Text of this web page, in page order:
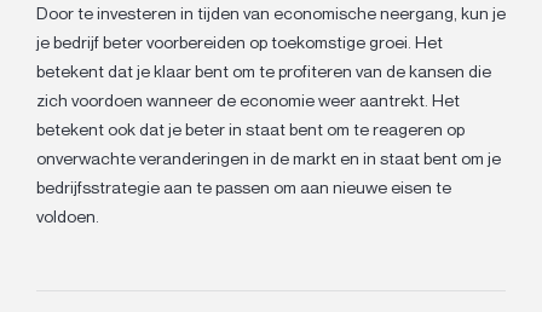
Door te investeren in tijden van economische neergang, kun je
je bedrijf beter voorbereiden op toekomstige groei. Het
betekent dat je klaar bent om te profiteren van de kansen die
zich voordoen wanneer de economie weer aantrekt. Het
betekent ook dat je beter in staat bent om te reageren op
onverwachte veranderingen in de markt en in staat bent om je
bedrijfsstrategie aan te passen om aan nieuwe eisen te
voldoen.